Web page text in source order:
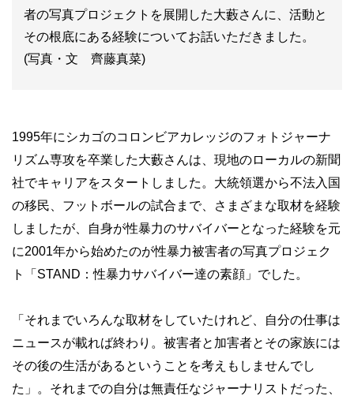
者の写真プロジェクトを展開した大藪さんに、活動と
その根底にある経験についてお話いただきました。
(写真・文 齊藤真菜)
1995年にシカゴのコロンビアカレッジのフォトジャーナ
リズム専攻を卒業した大藪さんは、現地のローカルの新聞
社でキャリアをスタートしました。大統領選から不法入国
の移民、フットボールの試合まで、さまざまな取材を経験
しましたが、自身が性暴力のサバイバーとなった経験を元
に2001年から始めたのが性暴力被害者の写真プロジェク
ト「STAND：性暴力サバイバー達の素顔」でした。
「それまでいろんな取材をしていたけれど、自分の仕事は
ニュースが載れば終わり。被害者と加害者とその家族には
その後の生活があるということを考えもしませんでし
た」。それまでの自分は無責任なジャーナリストだった、